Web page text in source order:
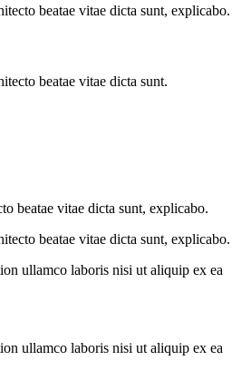
beatae vitae dicta sunt, explicabo.
beatae vitae dicta sunt.
beatae vitae dicta sunt, explicabo.
beatae vitae dicta sunt, explicabo.
ullamco laboris nisi ut aliquip ex ea
ullamco laboris nisi ut aliquip ex ea